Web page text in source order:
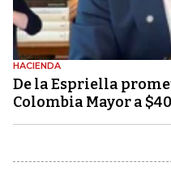
HACIENDA
De la Espriella
Colombia Mayor a